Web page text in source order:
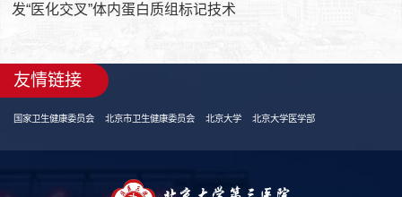
发“医化交叉”体内蛋白质组标记技术
友情链接
国家卫生健康委员会 北京市卫生健康委员会 北京大学 北京大学医学部